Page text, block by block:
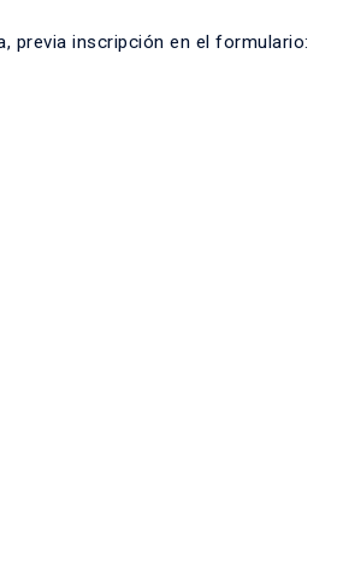
previa inscripción en el formulario: